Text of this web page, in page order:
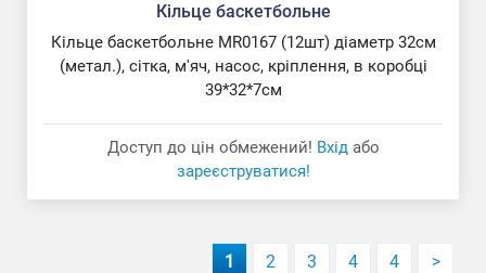
Кільце баскетбольне
Кільце баскетбольне MR0167 (12шт) діаметр 32см
(метал.), сітка, м'яч, насос, кріплення, в коробці
39*32*7см
Доступ до цін обмежений! Вхід або
зареєструватися!
1 2 3 4 4 >
М'яч футбольний